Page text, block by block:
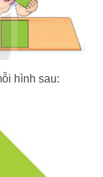
hình sau: